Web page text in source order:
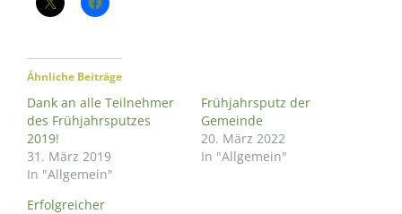
Ähnliche Beiträge
Dank an alle Teilnehmer
des Frühjahrsputzes
2019!
31. März 2019
In "Allgemein"
Frühjahrsputz der
Gemeinde
20. März 2022
In "Allgemein"
Erfolgreicher